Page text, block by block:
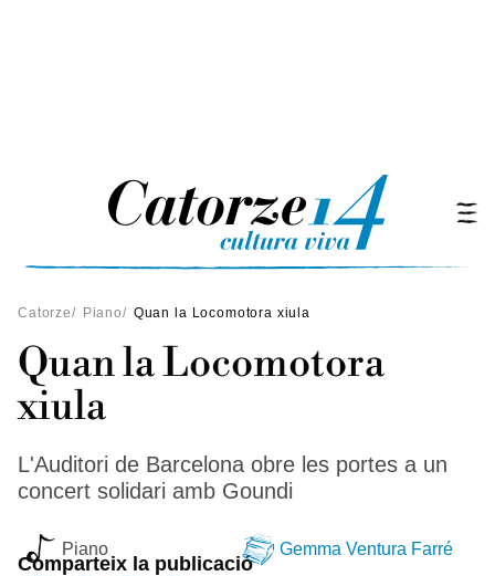
Catorze/ Piano/ Quan la Locomotora xiula
Quan la Locomotora
xiula
L'Auditori de Barcelona obre les portes a un
concert solidari amb Goundi
Piano Gemma Ventura Farré
Comparteix la publicació